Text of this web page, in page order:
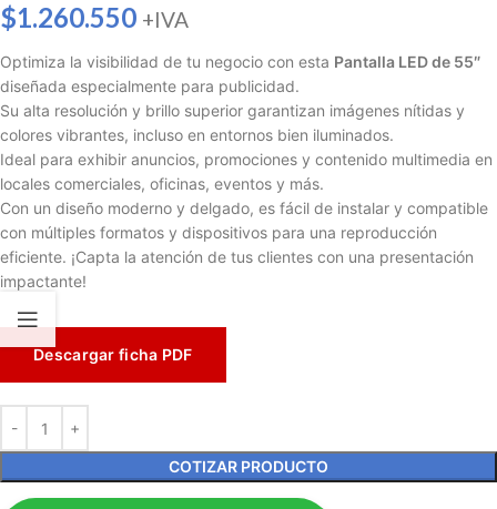
$1.260.550 +IVA
Optimiza la visibilidad de tu negocio con esta Pantalla LED de 55″
diseñada especialmente para publicidad.
Su alta resolución y brillo superior garantizan imágenes nítidas y
colores vibrantes, incluso en entornos bien iluminados.
Ideal para exhibir anuncios, promociones y contenido multimedia en
locales comerciales, oficinas, eventos y más.
Con un diseño moderno y delgado, es fácil de instalar y compatible
con múltiples formatos y dispositivos para una reproducción
eficiente. ¡Capta la atención de tus clientes con una presentación
impactante!
Descargar ficha PDF
COTIZAR PRODUCTO